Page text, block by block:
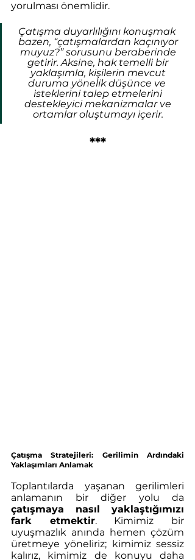
yorulması önemlidir.
Çatışma duyarlılığını konuşmak
bazen, “çatışmalardan kaçınıyor
muyuz?” sorusunu beraberinde
getirir. Aksine, hak temelli bir
yaklaşımla, kişilerin mevcut
duruma yönelik düşünce ve
isteklerini talep etmelerini
destekleyici mekanizmalar ve
ortamlar oluştumayı içerir.
***
Çatışma Stratejileri: Gerilimin Ardındaki
Yaklaşımları Anlamak
Toplantılarda yaşanan gerilimleri
çatışmaya nasıl yaklaştığımızı
fark etmektir. Kimimiz bir
uyuşmazlık anında hemen çözüm
üretmeye yöneliriz; kimimiz sessiz
kalırız, kimimiz de konuyu daha